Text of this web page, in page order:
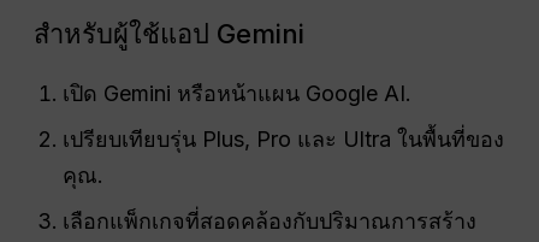
สำหรับผู้ใช้แอป Gemini
เปิด Gemini หรือหน้าแผน Google AI.
เปรียบเทียบรุ่น Plus, Pro และ Ultra ในพื้นที่ของ
คุณ.
เลือกแพ็กเกจที่สอดคล้องกับปริมาณการสร้าง